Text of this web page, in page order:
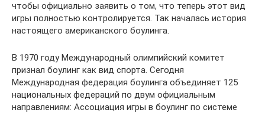
чтобы официально заявить о том, что теперь этот вид
игры полностью контролируется. Так началась история
настоящего американского боулинга.
В 1970 году Международный олимпийский комитет
признал боулинг как вид спорта. Сегодня
Международная федерация боулинга объединяет 125
национальных федераций по двум официальным
направлениям: Ассоциация игры в боулинг по системе